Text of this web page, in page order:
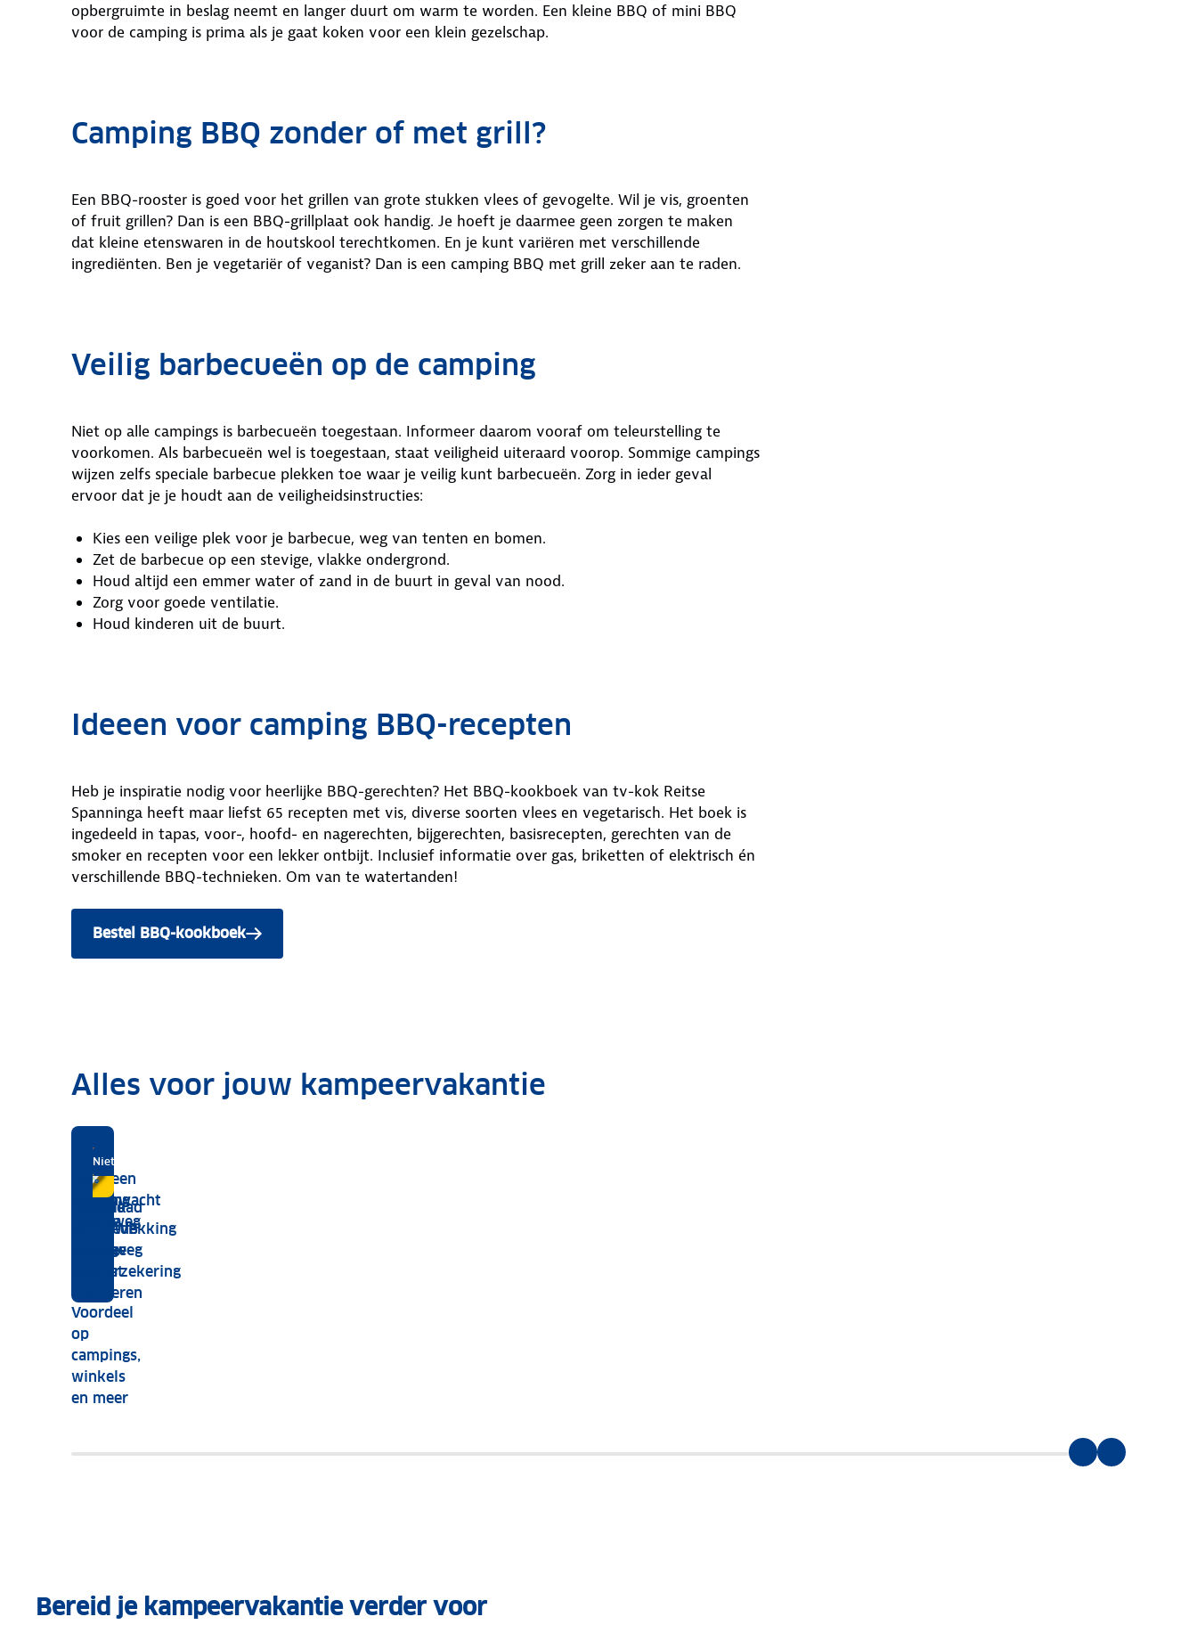
opbergruimte in beslag neemt en langer duurt om warm te worden. Een kleine BBQ of mini BBQ
voor de camping is prima als je gaat koken voor een klein gezelschap.
Camping BBQ zonder of met grill?
Een BBQ-rooster is goed voor het grillen van grote stukken vlees of gevogelte. Wil je vis, groenten
of fruit grillen? Dan is een BBQ-grillplaat ook handig. Je hoeft je daarmee geen zorgen te maken
dat kleine etenswaren in de houtskool terechtkomen. En je kunt variëren met verschillende
ingrediënten. Ben je vegetariër of veganist? Dan is een camping BBQ met grill zeker aan te raden.
Veilig barbecueën op de camping
Niet op alle campings is barbecueën toegestaan. Informeer daarom vooraf om teleurstelling te
voorkomen. Als barbecueën wel is toegestaan, staat veiligheid uiteraard voorop. Sommige campings
wijzen zelfs speciale barbecue plekken toe waar je veilig kunt barbecueën. Zorg in ieder geval
ervoor dat je je houdt aan de veiligheidsinstructies:
Kies een veilige plek voor je barbecue, weg van tenten en bomen.
Zet de barbecue op een stevige, vlakke ondergrond.
Houd altijd een emmer water of zand in de buurt in geval van nood.
Zorg voor goede ventilatie.
Houd kinderen uit de buurt.
Ideeen voor camping BBQ-recepten
Heb je inspiratie nodig voor heerlijke BBQ-gerechten? Het BBQ-kookboek van tv-kok Reitse
Spanninga heeft maar liefst 65 recepten met vis, diverse soorten vlees en vegetarisch. Het boek is
ingedeeld in tapas, voor-, hoofd- en nagerechten, bijgerechten, basisrecepten, gerechten van de
smoker en recepten voor een lekker ontbijt. Inclusief informatie over gas, briketten of elektrisch én
verschillende BBQ-technieken. Om van te watertanden!
Bestel BBQ-kookboek
Alles voor jouw kampeervakantie
Verzeker je tent
bagagedekking
af in je
reisverzekering
Kampeervoordeel
met
de
ANWB
Kampeerkaart
CKE
Voordeel
op
campings,
winkels
en meer
Bestel
Wegenwacht
Europa
Boek een
camping
onderweg
Inclusief actuele brandstofprijzen
Download
de ANWB
Onderweg
Niets vergeten?
Gebruik
handige
paklijst
Kamperen
Bereid je kampeervakantie verder voor